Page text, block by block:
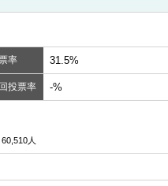
率 31.5%
投票率 -%
60,510人